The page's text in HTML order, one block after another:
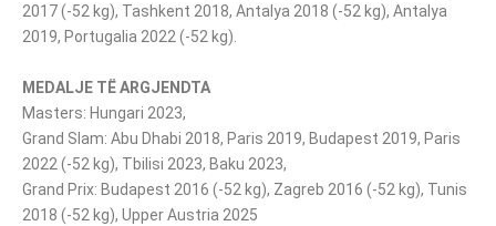
2017 (-52 kg), Tashkent 2018, Antalya 2018 (-52 kg), Antalya
2019, Portugalia 2022 (-52 kg).
MEDALJE TË ARGJENDTA
Masters: Hungari 2023,
Grand Slam: Abu Dhabi 2018, Paris 2019, Budapest 2019, Paris
2022 (-52 kg), Tbilisi 2023, Baku 2023,
Grand Prix: Budapest 2016 (-52 kg), Zagreb 2016 (-52 kg), Tunis
2018 (-52 kg), Upper Austria 2025